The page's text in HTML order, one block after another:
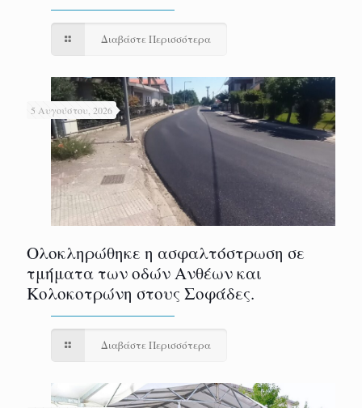
Διαβάστε Περισσότερα
5 Αυγούστου, 2026
Ολοκληρώθηκε η ασφαλτόστρωση σε
τμήματα των οδών Ανθέων και
Κολοκοτρώνη στους Σοφάδες.
Διαβάστε Περισσότερα